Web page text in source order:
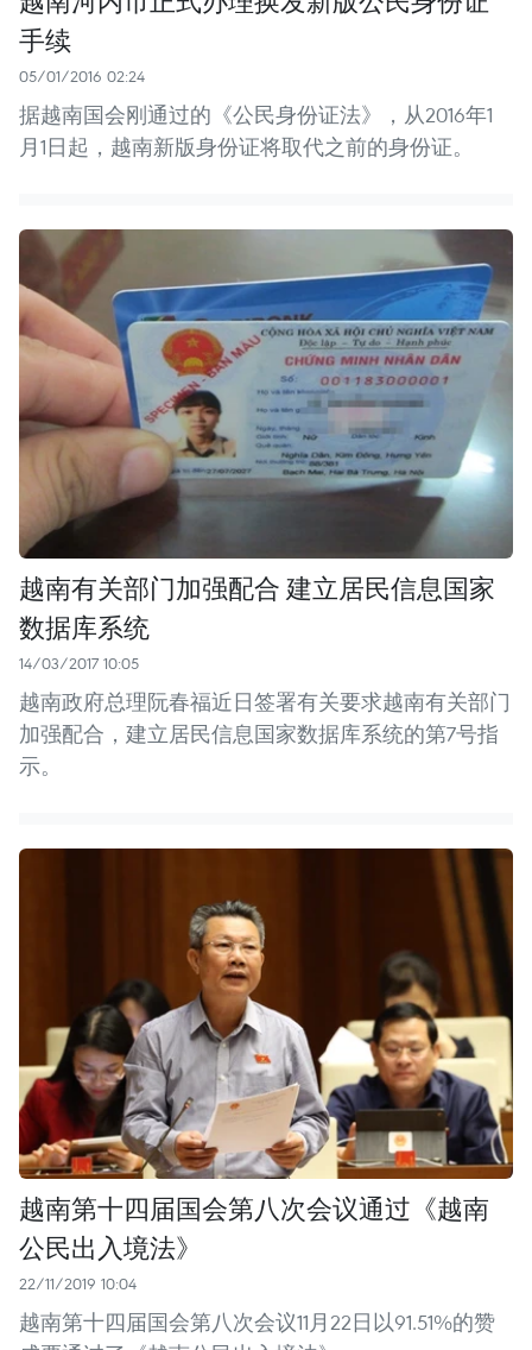
手续
05/01/2016 02:24
据越南国会刚通过的《公民身份证法》，从2016年1
月1日起，越南新版身份证将取代之前的身份证。
越南有关部门加强配合 建立居民信息国家
数据库系统
14/03/2017 10:05
越南政府总理阮春福近日签署有关要求越南有关部门
加强配合，建立居民信息国家数据库系统的第7号指
示。
越南第十四届国会第八次会议通过《越南
公民出入境法》
22/11/2019 10:04
越南第十四届国会第八次会议11月22日以91.51%的赞